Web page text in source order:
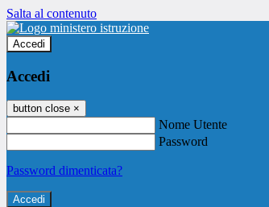
Salta al contenuto
Accedi
Accedi
button close ×
Nome Utente
Password
Password dimenticata?